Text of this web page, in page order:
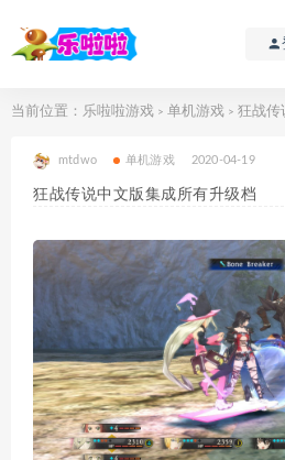
当前位置： 乐啦啦游戏 > 单机游戏 > 狂战传
mtdwo 单机游戏 2020-04-19
狂战传说中文版集成所有升级档